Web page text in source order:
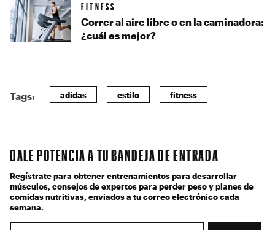
FITNESS
Correr al aire libre o en la caminadora:
¿cuál es mejor?
Tags: adidas estilo fitness
DALE POTENCIA A TU BANDEJA DE ENTRADA
Regístrate para obtener entrenamientos para desarrollar
músculos, consejos de expertos para perder peso y planes de
comidas nutritivas, enviados a tu correo electrónico cada
semana.